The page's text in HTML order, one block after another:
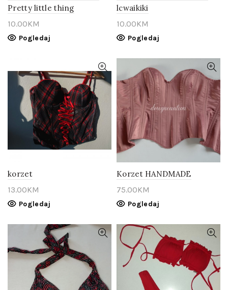
Pretty little thing
10.00KM
Pogledaj
lcwaikiki
10.00KM
Pogledaj
korzet
13.00KM
Pogledaj
Korzet HANDMADE
75.00KM
Pogledaj